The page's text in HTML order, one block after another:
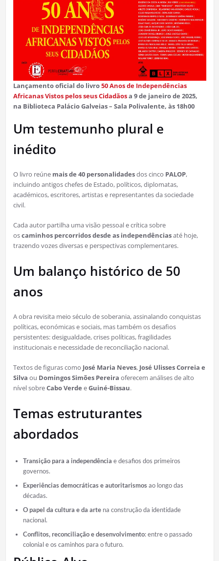
Lançamento oficial do livro50 Anos de Independências
Africanas Vistos pelos seus Cidadãosa 9 de janeiro de 2025,
na Biblioteca Palácio Galveias – Sala Polivalente, às 18h00
Um testemunho plural e
inédito
O livro reúne mais de 40 personalidadesdos cinco PALOP,
incluindo antigos chefes de Estado, políticos, diplomatas,
académicos, escritores, artistas e representantes da sociedade
civil.
Cada autor partilha uma visão pessoal e crítica sobre
oscaminhos percorridos desde as independênciasaté hoje,
trazendo vozes diversas e perspectivas complementares.
Um balanço histórico de 50
anos
A obra revisita meio século de soberania, assinalando conquistas
políticas, económicas e sociais, mas também os desafios
persistentes: desigualdade, crises políticas, fragilidades
institucionais e necessidade de reconciliação nacional.
Textos de figuras como José Maria Neves, José Ulisses Correia e
Silva ou Domingos Simões Pereira oferecem análises de alto
nível sobreCabo Verde eGuiné-Bissau.
Temas estruturantes
abordados
Transição para a independência e desafios dos primeiros
governos.
Experiências democráticas e autoritarismosao longo das
décadas.
O papel da cultura e da artena construção da identidade
nacional.
Conflitos, reconciliação e desenvolvimento: entre o passado
colonial e os caminhos para o futuro.